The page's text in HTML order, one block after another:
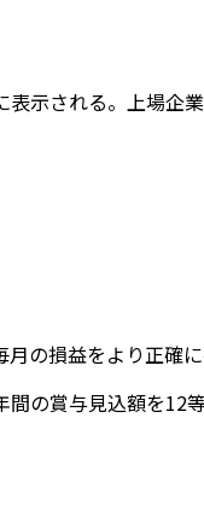
示される。上場企
の損益をより正確
の賞与見込額を